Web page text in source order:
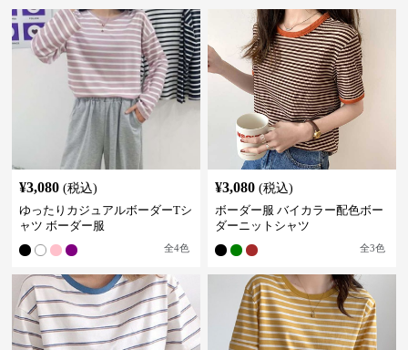
¥3,080 (税込)
ゆったりカジュアルボーダーTシ
ャツ ボーダー服
全4色
¥3,080 (税込)
ボーダー服 バイカラー配色ボー
ダーニットシャツ
全3色